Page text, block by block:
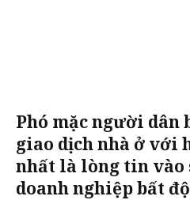
Phó mặc người dân
giao dịch nhà ở với
nhất là lòng tin vào
doanh nghiệp bất